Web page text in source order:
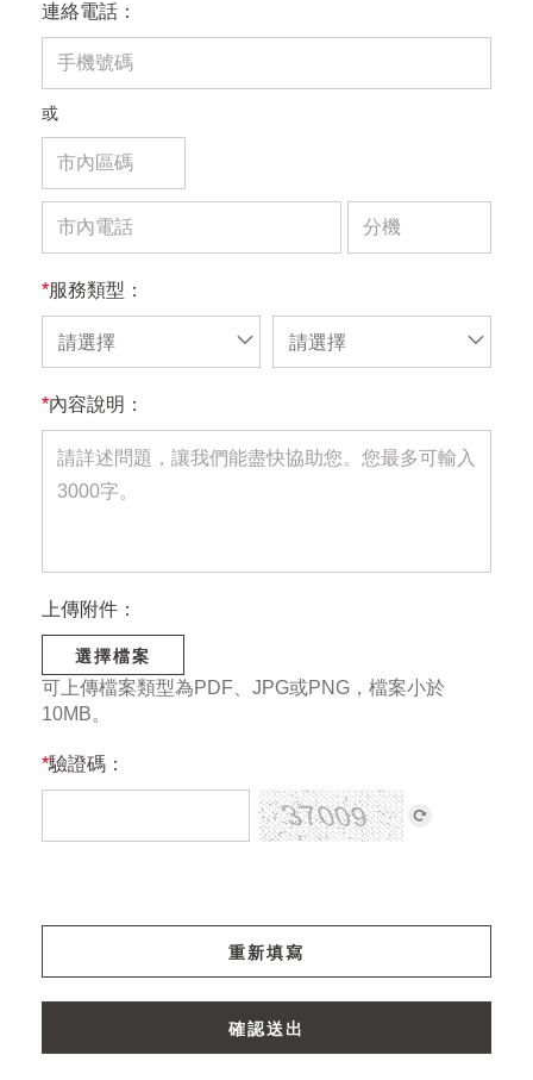
連絡電話：
或
*服務類型：
請選擇 請選擇
*內容說明：
上傳附件：
選擇檔案
可上傳檔案類型為PDF、JPG或PNG，檔案小於
10MB。
*驗證碼：